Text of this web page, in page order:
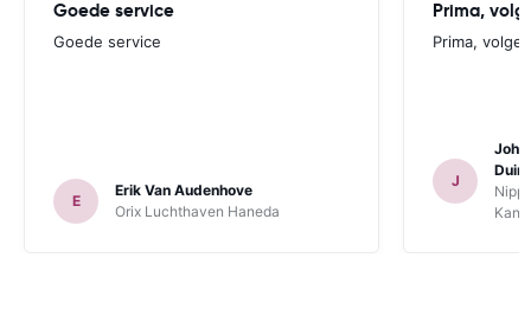
Goede service
Goede service
E
Erik Van Audenhove
Orix Luchthaven Haneda
Prima,
Prima,
J
Duin